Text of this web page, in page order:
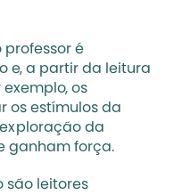
é
e, a partir da leitura
os
os estímulos da
da
ganham força.
são leitores